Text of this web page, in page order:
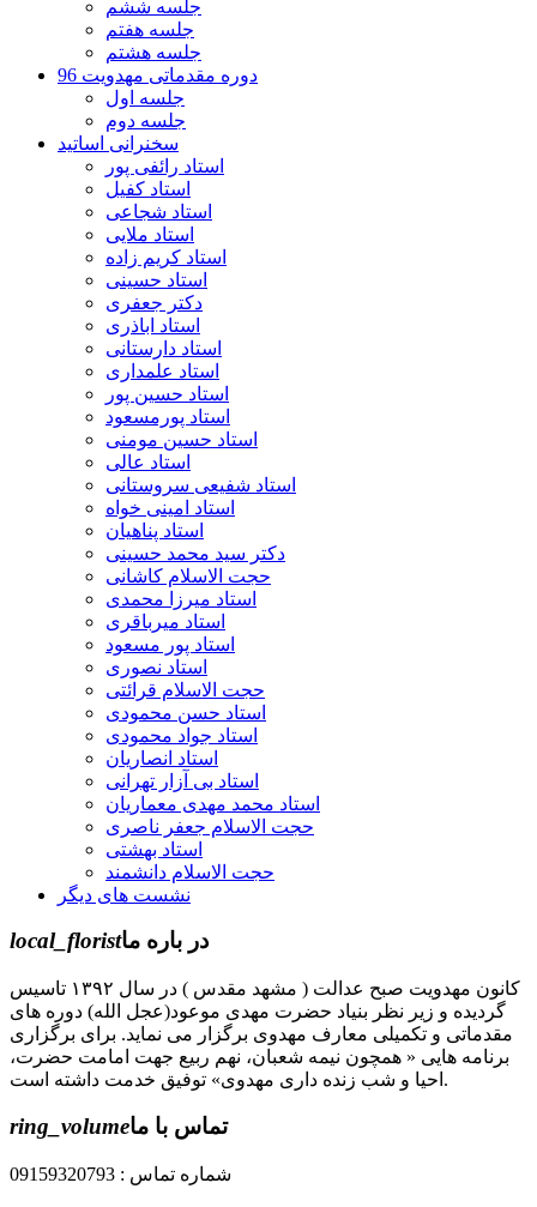
جلسه ششم
جلسه هفتم
جلسه هشتم
دوره مقدماتی مهدویت 96
جلسه اول
جلسه دوم
سخنرانی اساتید
استاد رائفی پور
استاد کفیل
استاد شجاعی
استاد ملایی
استاد کریم زاده
استاد حسینی
دکتر جعفری
استاد اباذری
استاد دارستانی
استاد علمداری
استاد حسین پور
استاد پورمسعود
استاد حسین مومنی
استاد عالی
استاد شفیعی سروستانی
استاد امینی خواه
استاد پناهیان
دکتر سید محمد حسینی
حجت الاسلام کاشانی
استاد میرزا محمدی
استاد میرباقری
استاد پور مسعود
استاد نصوری
حجت الاسلام قرائتی
استاد حسن محمودی
استاد جواد محمودی
استاد انصاریان
استاد بی آزار تهرانی
استاد محمد مهدی معماریان
حجت الاسلام جعفر ناصری
استاد بهشتی
حجت الاسلام دانشمند
نشست های دیگر
local_floristدر باره ما
کانون مهدویت صبح عدالت ( مشهد مقدس ) در سال ۱۳۹۲ تاسیس
گردیده و زیر نظر بنیاد حضرت مهدی موعود(عجل الله) دوره های
مقدماتی و تکمیلی معارف مهدوی برگزار می نماید. برای برگزاری
برنامه هایی « همچون نیمه شعبان، نهم ربیع جهت امامت حضرت،
احیا و شب زنده داری مهدوی» توفیق خدمت داشته است.
ring_volumeتماس با ما
شماره تماس : 09159320793